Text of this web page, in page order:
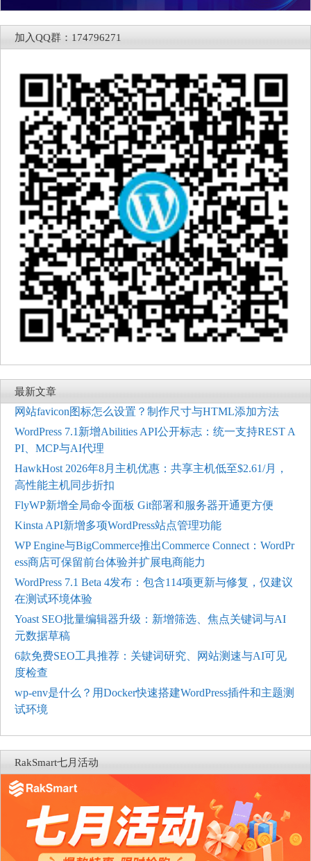
加入QQ群：174796271
最新文章
网站favicon图标怎么设置？制作尺寸与HTML添加方法
WordPress 7.1新增Abilities API公开标志：统一支持REST A
PI、MCP与AI代理
HawkHost 2026年8月主机优惠：共享主机低至$2.61/月，
高性能主机同步折扣
FlyWP新增全局命令面板 Git部署和服务器开通更方便
Kinsta API新增多项WordPress站点管理功能
WP Engine与BigCommerce推出Commerce Connect：WordPr
ess商店可保留前台体验并扩展电商能力
WordPress 7.1 Beta 4发布：包含114项更新与修复，仅建议
在测试环境体验
Yoast SEO批量编辑器升级：新增筛选、焦点关键词与AI
元数据草稿
6款免费SEO工具推荐：关键词研究、网站测速与AI可见
度检查
wp-env是什么？用Docker快速搭建WordPress插件和主题测
试环境
RakSmart七月活动